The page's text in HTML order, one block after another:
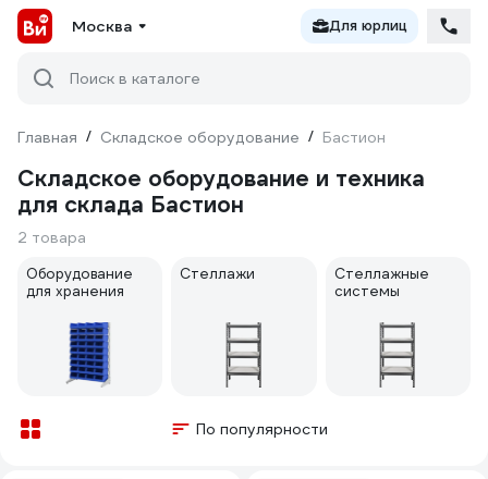
Москва Для юрлиц
Поиск в каталоге
Главная / Складское оборудование / Бастион
Складское оборудование и техника
для склада Бастион
2 товара
Оборудование
для хранения
Стеллажи
Стеллажные
системы
По популярности